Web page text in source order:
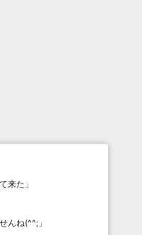
来た 」
んね(^^; 」